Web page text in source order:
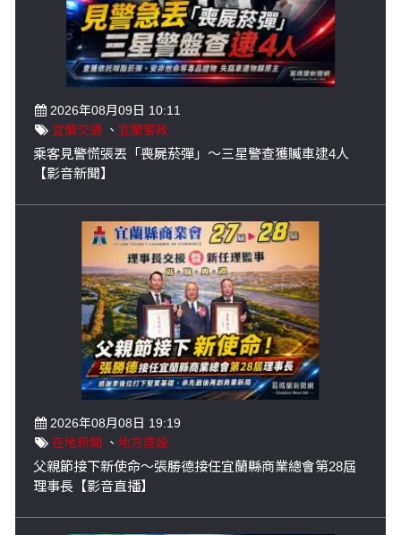
2026年08月09日 10:11
宜蘭交通 、 宜蘭警政
乘客見警慌張丟「喪屍菸彈」～三星警查獲贓車逮4人
【影音新聞】
2026年08月08日 19:19
在地新聞
、 地方建設
父親節接下新使命～張勝德接任宜蘭縣商業總會第28屆
理事長【影音直播】